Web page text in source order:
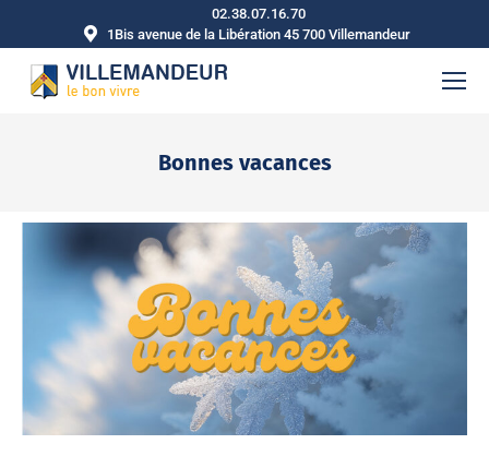
02.38.07.16.70
1Bis avenue de la Libération 45 700 Villemandeur
Bonnes vacances